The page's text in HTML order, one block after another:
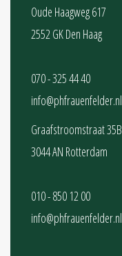
Oude Haagweg 617
2552 GK Den Haag
070 - 325 44 40
info@phfrauenfelder.nl
Graafstroomstraat 35B
3044 AN Rotterdam
010 - 850 12 00
info@phfrauenfelder.nl